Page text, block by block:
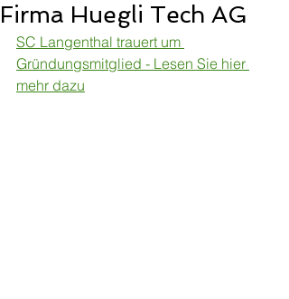
Firma Huegli Tech AG
SC Langenthal trauert um
Gründungsmitglied - Lesen Sie hier
mehr dazu